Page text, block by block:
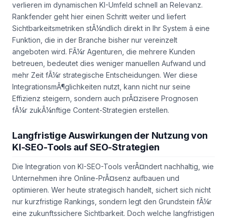
verlieren im dynamischen KI-Umfeld schnell an Relevanz.
Rankfender geht hier einen Schritt weiter und liefert
Sichtbarkeitsmetriken stÃ¼ndlich direkt in Ihr System â eine
Funktion, die in der Branche bisher nur vereinzelt
angeboten wird. FÃ¼r Agenturen, die mehrere Kunden
betreuen, bedeutet dies weniger manuellen Aufwand und
mehr Zeit fÃ¼r strategische Entscheidungen. Wer diese
IntegrationsmÃ¶glichkeiten nutzt, kann nicht nur seine
Effizienz steigern, sondern auch prÃ¤zisere Prognosen
fÃ¼r zukÃ¼nftige Content-Strategien erstellen.
Langfristige Auswirkungen der Nutzung von
KI-SEO-Tools auf SEO-Strategien
Die Integration von KI-SEO-Tools verÃ¤ndert nachhaltig, wie
Unternehmen ihre Online-PrÃ¤senz aufbauen und
optimieren. Wer heute strategisch handelt, sichert sich nicht
nur kurzfristige Rankings, sondern legt den Grundstein fÃ¼r
eine zukunftssichere Sichtbarkeit. Doch welche langfristigen